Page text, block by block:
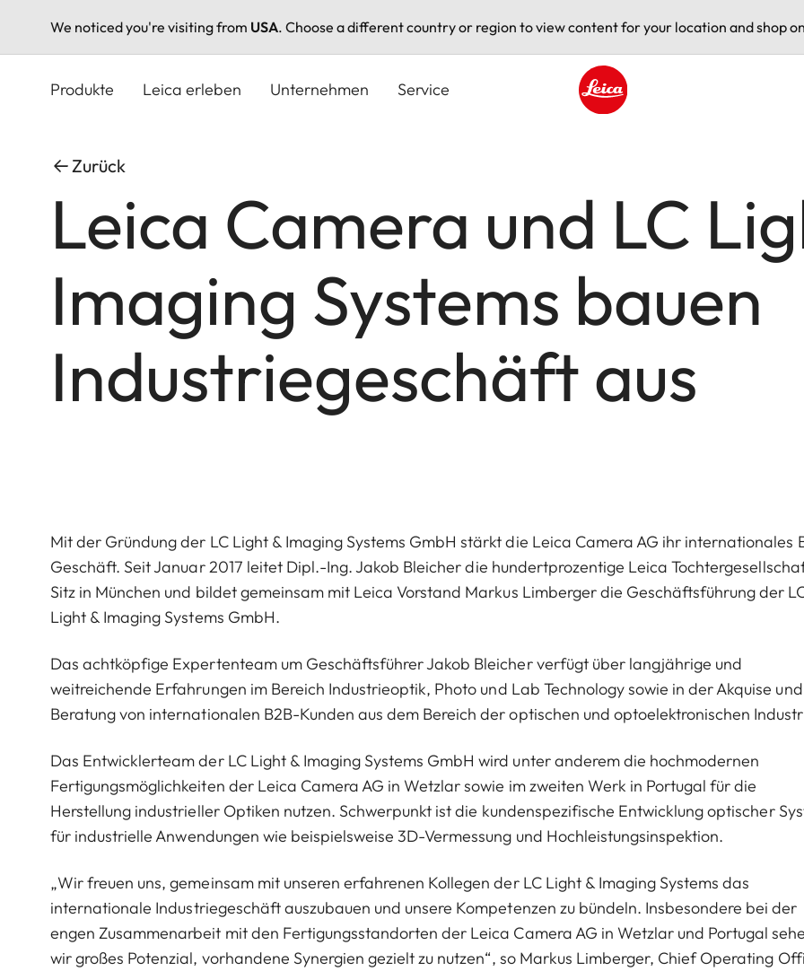
We noticed you're visiting from USA. Choose a different country or region to view content for your location and shop
Produkte Leica erleben Unternehmen Service
Zurück
Leica Camera und LC
Imaging Systems bauen
Industriegeschäft aus
Mit der Gründung der LC Light & Imaging Systems GmbH stärkt die Leica Camera AG ihr internationales
Geschäft. Seit Januar 2017 leitet Dipl.-Ing. Jakob Bleicher die hundertprozentige Leica
Sitz in München und bildet gemeinsam mit Leica Vorstand Markus Limberger die Geschäftsführung der
Light & Imaging Systems GmbH.
Das achtköpfige Expertenteam um Geschäftsführer Jakob Bleicher verfügt über langjährige und
weitreichende Erfahrungen im Bereich Industrieoptik, Photo und Lab Technology sowie in der Akquise und
Beratung von internationalen B2B-Kunden aus dem Bereich der optischen und optoelektronischen
Das Entwicklerteam der LC Light & Imaging Systems GmbH wird unter anderem die hochmodernen
Fertigungsmöglichkeiten der Leica Camera AG in Wetzlar sowie im zweiten Werk in Portugal für die
Herstellung industrieller Optiken nutzen. Schwerpunkt ist die kundenspezifische Entwicklung optischer
für industrielle Anwendungen wie beispielsweise 3D-Vermessung und Hochleistungsinspektion.
„Wir freuen uns, gemeinsam mit unseren erfahrenen Kollegen der LC Light & Imaging Systems das
internationale Industriegeschäft auszubauen und unsere Kompetenzen zu bündeln. Insbesondere bei der
engen Zusammenarbeit mit den Fertigungsstandorten der Leica Camera AG in Wetzlar und Portugal
wir großes Potenzial, vorhandene Synergien gezielt zu nutzen“, so Markus Limberger, Chief Operating